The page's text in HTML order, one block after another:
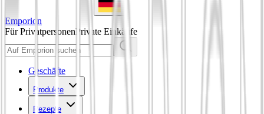
Emporion
Für PrivatpersonenPrivate Einkäufe
Geschäfte
Produkte
Rezepte